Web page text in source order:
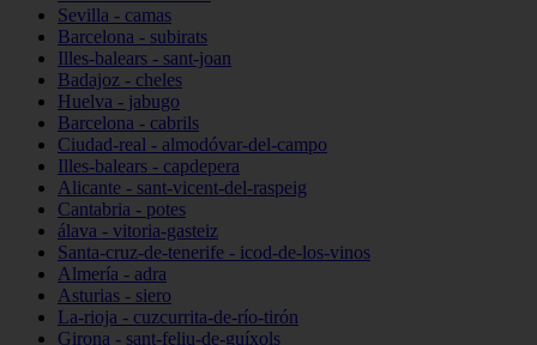
Sevilla - camas
Barcelona - subirats
Illes-balears - sant-joan
Badajoz - cheles
Huelva - jabugo
Barcelona - cabrils
Ciudad-real - almodóvar-del-campo
Illes-balears - capdepera
Alicante - sant-vicent-del-raspeig
Cantabria - potes
álava - vitoria-gasteiz
Santa-cruz-de-tenerife - icod-de-los-vinos
Almería - adra
Asturias - siero
La-rioja - cuzcurrita-de-río-tirón
Girona - sant-feliu-de-guíxols